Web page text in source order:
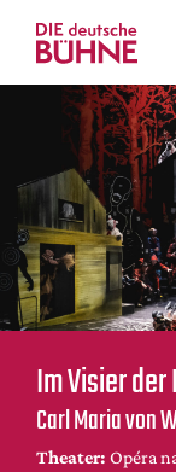
Kritiken
Schauspiel
Musiktheater
Tanz
Crossover
Bühnenwelt
Festivals &
Menschen &
Themen
Im Visier
Carl Maria von
Theater: Opéra